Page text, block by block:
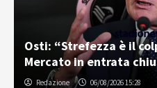
Osti: “Strefezza è il
Mercato in entrata
Redazione 06/08/2026 15:28